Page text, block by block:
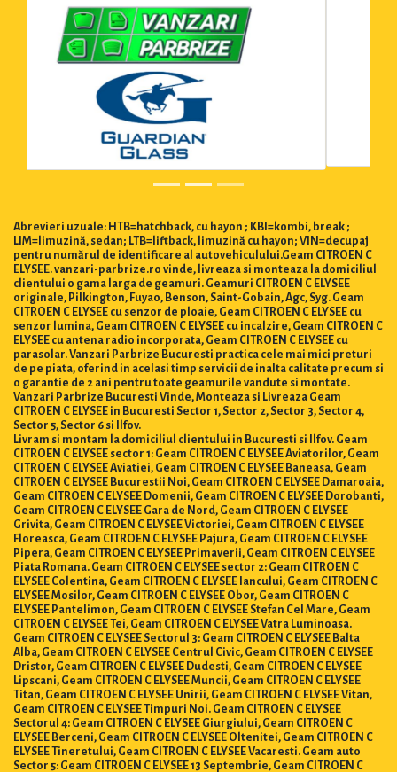
Abrevieri uzuale: HTB=hatchback, cu hayon ; KBI=kombi, break ;
LIM=limuzină, sedan; LTB=liftback, limuzină cu hayon; VIN=decupaj
pentru numărul de identificare al autovehiculului.Geam CITROEN C
ELYSEE. vanzari-parbrize.ro vinde, livreaza si monteaza la domiciliul
clientului o gama larga de geamuri. Geamuri CITROEN C ELYSEE
originale, Pilkington, Fuyao, Benson, Saint-Gobain, Agc, Syg. Geam
CITROEN C ELYSEE cu senzor de ploaie, Geam CITROEN C ELYSEE cu
senzor lumina, Geam CITROEN C ELYSEE cu incalzire, Geam CITROEN C
ELYSEE cu antena radio incorporata, Geam CITROEN C ELYSEE cu
parasolar. Vanzari Parbrize Bucuresti practica cele mai mici preturi
de pe piata, oferind in acelasi timp servicii de inalta calitate precum si
o garantie de 2 ani pentru toate geamurile vandute si montate.
Vanzari Parbrize Bucuresti Vinde, Monteaza si Livreaza Geam
CITROEN C ELYSEE in Bucuresti Sector 1, Sector 2, Sector 3, Sector 4,
Sector 5, Sector 6 si Ilfov.
Livram si montam la domiciliul clientului in Bucuresti si Ilfov. Geam
CITROEN C ELYSEE sector 1: Geam CITROEN C ELYSEE Aviatorilor, Geam
CITROEN C ELYSEE Aviatiei, Geam CITROEN C ELYSEE Baneasa, Geam
CITROEN C ELYSEE Bucurestii Noi, Geam CITROEN C ELYSEE Damaroaia,
Geam CITROEN C ELYSEE Domenii, Geam CITROEN C ELYSEE Dorobanti,
Geam CITROEN C ELYSEE Gara de Nord, Geam CITROEN C ELYSEE
Grivita, Geam CITROEN C ELYSEE Victoriei, Geam CITROEN C ELYSEE
Floreasca, Geam CITROEN C ELYSEE Pajura, Geam CITROEN C ELYSEE
Pipera, Geam CITROEN C ELYSEE Primaverii, Geam CITROEN C ELYSEE
Piata Romana. Geam CITROEN C ELYSEE sector 2: Geam CITROEN C
ELYSEE Colentina, Geam CITROEN C ELYSEE Iancului, Geam CITROEN C
ELYSEE Mosilor, Geam CITROEN C ELYSEE Obor, Geam CITROEN C
ELYSEE Pantelimon, Geam CITROEN C ELYSEE Stefan Cel Mare, Geam
CITROEN C ELYSEE Tei, Geam CITROEN C ELYSEE Vatra Luminoasa.
Geam CITROEN C ELYSEE Sectorul 3: Geam CITROEN C ELYSEE Balta
Alba, Geam CITROEN C ELYSEE Centrul Civic, Geam CITROEN C ELYSEE
Dristor, Geam CITROEN C ELYSEE Dudesti, Geam CITROEN C ELYSEE
Lipscani, Geam CITROEN C ELYSEE Muncii, Geam CITROEN C ELYSEE
Titan, Geam CITROEN C ELYSEE Unirii, Geam CITROEN C ELYSEE Vitan,
Geam CITROEN C ELYSEE Timpuri Noi. Geam CITROEN C ELYSEE
Sectorul 4: Geam CITROEN C ELYSEE Giurgiului, Geam CITROEN C
ELYSEE Berceni, Geam CITROEN C ELYSEE Oltenitei, Geam CITROEN C
ELYSEE Tineretului, Geam CITROEN C ELYSEE Vacaresti. Geam auto
Sector 5: Geam CITROEN C ELYSEE 13 Septembrie, Geam CITROEN C